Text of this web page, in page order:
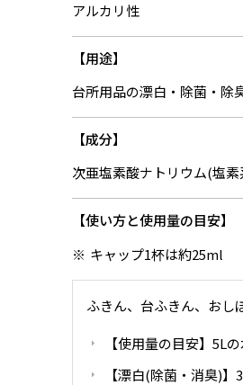
アルカリ性
用途
台所用品の漂白・除菌・除
成分
次亜塩素酸ナトリウム(塩
使い方と使用量の目安
キャップ1杯は約25ml
ふきん、台ふきん、おし
【使用量の目安】5L
【漂白(除菌・消臭)